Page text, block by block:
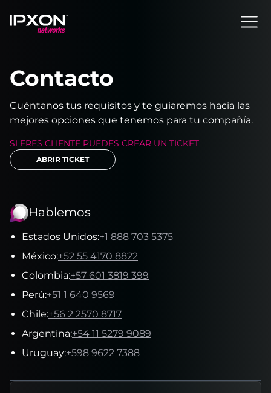
Header
Contacto
Cuéntanos tus requisitos y te guiaremos hacia las
mejores opciones que tenemos para tu compañía.
SI ERES CLIENTE PUEDES CREAR UN TICKET
ABRIR TICKET
Hablemos
Estados Unidos:+1 888 703 5375
México:+52 55 4170 8822
Colombia:+57 601 3819 399
Perú:+51 1 640 9569
Chile:+56 2 2570 8717
Argentina:+54 11 5279 9089
Uruguay:+598 9622 7388